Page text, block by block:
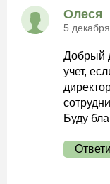
Олеся
5
Добрый
учет,
Буду